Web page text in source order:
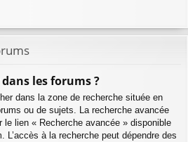
les forums ?
dans la zone de recherche située en
ou de sujets. La recherche avancée
lien « Recherche avancée » disponible
L’accès à la recherche peut dépendre des